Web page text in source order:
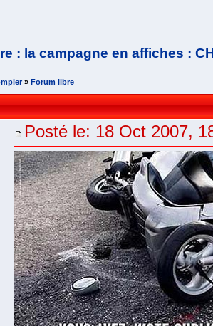
: la campagne en affiches :
» Forum libre
Posté le: 18 Oct 2007,